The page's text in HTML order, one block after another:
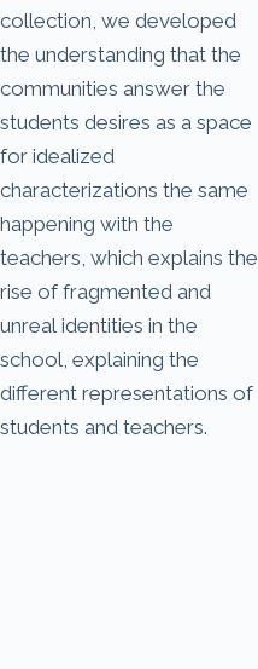
collection, we developed
the understanding that the
communities answer the
students desires as a space
for idealized
characterizations the same
happening with the
teachers, which explains the
rise of fragmented and
unreal identities in the
school, explaining the
different representations of
students and teachers.